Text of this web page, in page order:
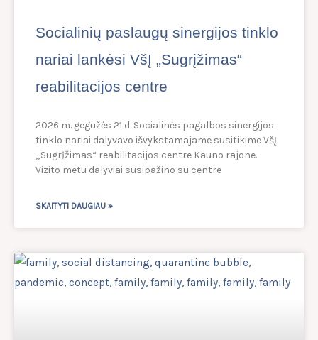
Socialinių paslaugų sinergijos tinklo
nariai lankėsi VšĮ „Sugrįžimas“
reabilitacijos centre
2026 m. gegužės 21 d. Socialinės pagalbos sinergijos
tinklo nariai dalyvavo išvykstamajame susitikime VšĮ
„Sugrįžimas“ reabilitacijos centre Kauno rajone.
Vizito metu dalyviai susipažino su centre
SKAITYTI DAUGIAU »